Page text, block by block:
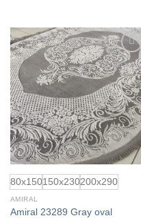
Добавить
в
избранное
80x150150x230200x290
AMIRAL
Amiral 23289 Gray oval